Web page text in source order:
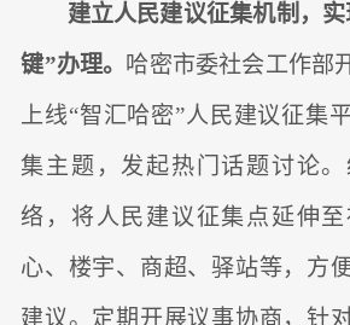
建立人民建议征集机制，
键”办理。 哈密市委社会工作部
上线“智汇哈密”人民建议征集
集主题，发起热门话题讨论
络，将人民建议征集点延伸
心、楼宇、商超、驿站等，方
建议。定期开展议事协商，针